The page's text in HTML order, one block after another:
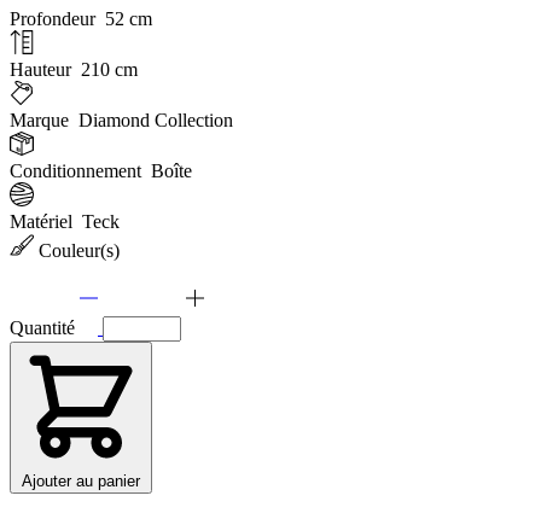
Profondeur 52 cm
Hauteur 210 cm
Marque Diamond Collection
Conditionnement Boîte
Matériel Teck
Couleur(s)
Quantité
Ajouter au panier